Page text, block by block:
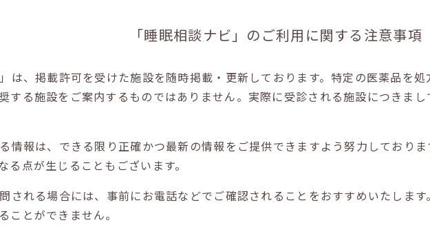
「睡眠相談ナビ」の ご利用に関する注意事項
は、掲載許可を受けた施設を随時掲載・更新しております。特定の医薬品を
奨する施設をご案内するものではありません。実際に受診される施設につきま
情報は、できる限り正確かつ最新の情報をご提供できますよう努力しており
る点が生じることもございます。
される場合には、事前にお電話などでご確認されることをおすすめいたしま
ことができません。